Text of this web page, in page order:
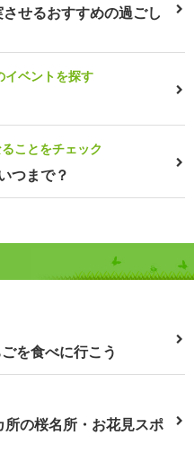
せるおすすめの過ごし
イベントを探す
ことをチェック
つまで？
を食べに行こう
の桜名所・お花見スポ